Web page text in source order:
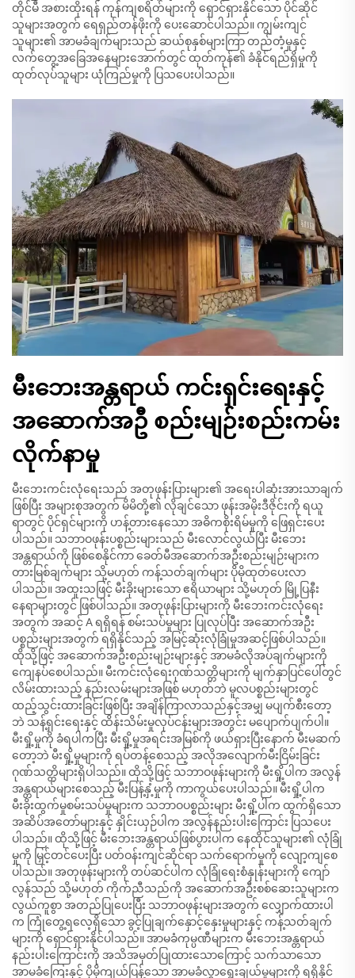
တိုင်မီ အစားထိုးရန် ကုန်ကျစရိတ်များကို ရှောင်ရှားနိုင်သော ပိုင်ဆိုင်
သူများအတွက် ရေရှည်တန်ဖိုးကို ပေးဆောင်ပါသည်။ ကျွမ်းကျင်
သူများ၏ အာမခံချက်များသည် ဆယ်စုနှစ်များကြာ တည်တံ့မှုနှင့်
လက်တွေ့အခြေအနေများအောက်တွင် ထုတ်ကုန်၏ ခံနိုင်ရည်ရှိမှုကို
ထုတ်လုပ်သူများ ယုံကြည်မှုကို ပြသပေးပါသည်။
မီးဘေးအန္တရာယ် ကင်းရှင်းရေးနှင့်
အဆောက်အဦ စည်းမျဉ်းစည်းကမ်း
လိုက်နာမှု
မီးဘေးကင်းလုံရေးသည် အတုဖုန်းပြားများ၏ အရေးပါဆုံးအားသာချက်
ဖြစ်ပြီး အများစုအတွက် မိမိတို့၏ လိုချင်သော ဖုန်းအမိုးဒီဇိုင်းကို ရယူ
ရာတွင် ပိုင်ရှင်များကို ဟန့်တားနေသော အဓိကစိုးရိမ်မှုကို ဖြေရှင်းပေး
ပါသည်။ သဘာဝဖုန်းပစ္စည်းများသည် မီးလောင်လွယ်ပြီး မီးဘေး
အန္တရာယ်ကို ဖြစ်စေနိုင်ကာ ခေတ်မီအဆောက်အဦးစည်းမျဉ်းများက
တားမြစ်ချက်များ သို့မဟုတ် ကန့်သတ်ချက်များ ပိုမိုထုတ်ပေးလာ
ပါသည်။ အထူးသဖြင့် မီးခိုးများသော ဧရိယာများ သို့မဟုတ် မြို့ပြနီး
နေရာများတွင် ဖြစ်ပါသည်။ အတုဖုန်းပြားများကို မီးဘေးကင်းလုံရေး
အတွက် အဆင့် A ရရှိရန် စမ်းသပ်မှုများ ပြုလုပ်ပြီး အဆောက်အဦး
ပစ္စည်းများအတွက် ရရှိနိုင်သည့် အမြင့်ဆုံးလုံခြုံမှုအဆင့်ဖြစ်ပါသည်။
ထိုသို့ဖြင့် အဆောက်အဦးစည်းမျဉ်းများနှင့် အာမခံလိုအပ်ချက်များကို
ကျေနပ်စေပါသည်။ မီးကင်းလုံရေးဂုဏ်သတ္တိများကို မျက်နှာပြင်ပေါ်တွင်
လိမ်းထားသည့် နည်းလမ်းများအဖြစ် မဟုတ်ဘဲ မူလပစ္စည်းများတွင်
ထည့်သွင်းထားခြင်းဖြစ်ပြီး အချိန်ကြာလာသည်နှင့်အမျှ မပျက်စီးတော့
ဘဲ သန့်ရှင်းရေးနှင့် ထိန်းသိမ်းမှုလုပ်ငန်းများအတွင်း မပျောက်ပျက်ပါ။
မီးရှို့မှုကို ခံရပါကပြီး မီးရှို့မှုအရင်းအမြစ်ကို ဖယ်ရှားပြီးနောက် မီးမဆက်
တော့ဘဲ မီးရှို့မှုများကို ရပ်တန့်စေသည့် အလိုအလျောက်မီးငြိမ်းခြင်း
ဂုဏ်သတ္တိများရှိပါသည်။ ထိုသို့ဖြင့် သဘာဝဖုန်းများကို မီးရှို့ပါက အလွန်
အန္တရာယ်များစေသည့် မီးပြန့်နှံ့မှုကို ကာကွယ်ပေးပါသည်။ မီးရှို့ပါက
မီးခိုးထွက်မှုစမ်းသပ်မှုများက သဘာဝပစ္စည်းများ မီးရှို့ပါက ထွက်ရှိသော
အဆိပ်အတော်များနှင့် နှိုင်းယှဉ်ပါက အလွန်နည်းပါးကြောင်း ပြသပေး
ပါသည်။ ထိုသို့ဖြင့် မီးဘေးအန္တရာယ်ဖြစ်ပွားပါက နေထိုင်သူများ၏ လုံခြုံ
မှုကို မြှင့်တင်ပေးပြီး ပတ်ဝန်းကျင်ဆိုင်ရာ သက်ရောက်မှုကို လျော့ကျစေ
ပါသည်။ အတုဖုန်းများကို တပ်ဆင်ပါက လုံခြုံရေးစံနှုန်းများကို ကျော်
လွန်သည် သို့မဟုတ် ကိုက်ညီသည်ကို အဆောက်အဦးစစ်ဆေးသူများက
လွယ်ကူစွာ အတည်ပြုပေးပြီး သဘာဝဖုန်းများအတွက် လျှောက်ထားပါ
က ကြုံတွေ့ရလေ့ရှိသော ခွင့်ပြုချက်နှောင့်နှေးမှုများနှင့် ကန့်သတ်ချက်
များကို ရှောင်ရှားနိုင်ပါသည်။ အာမခံကုမ္ပဏီများက မီးဘေးအန္တရာယ်
နည်းပါးကြောင်းကို အသိအမှတ်ပြုထားသောကြောင့် သက်သာသော
အာမခံကြေးနှင့် ပိုမိုကျယ်ပြန့်သော အာမခံလွှာရွေးချယ်မှုများကို ရရှိနိုင်